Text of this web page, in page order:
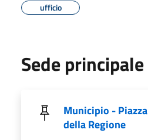
ufficio
Sede principale
Municipio - Piazza
della Regione